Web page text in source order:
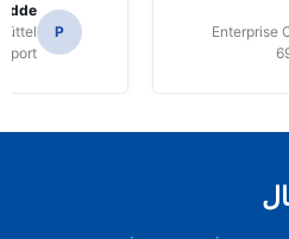
Enterprise
P